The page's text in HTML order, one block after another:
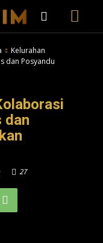
Kelurahan
dan Posyandu
dan
27